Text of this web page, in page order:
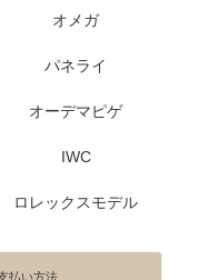
オメガ
パネライ
オーデマピゲ
IWC
ロレックスモデル
払い方法